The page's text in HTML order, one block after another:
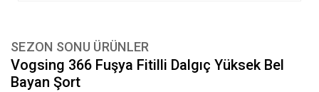
SEZON SONU ÜRÜNLER
Vogsing 366 Fuşya Fitilli Dalgıç Yüksek Bel
Bayan Şort